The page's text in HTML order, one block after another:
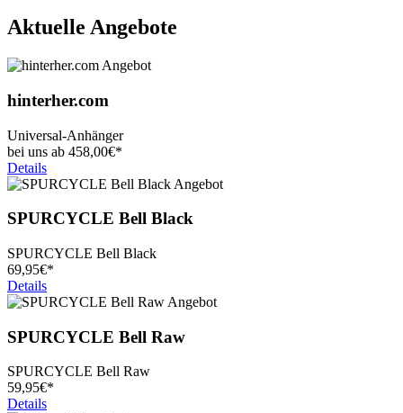
Aktuelle Angebote
hinterher.com
Universal-Anhänger
bei uns ab 458,00€*
Details
SPURCYCLE Bell Black
SPURCYCLE Bell Black
69,95€*
Details
SPURCYCLE Bell Raw
SPURCYCLE Bell Raw
59,95€*
Details